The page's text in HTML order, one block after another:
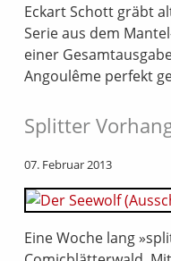
Eckart Schott gräbt
Serie aus dem
einer
Angoulême perfekt
Splitter
07. Februar 2013
Eine Woche lang